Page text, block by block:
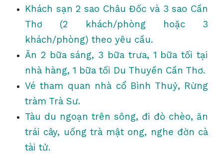
Khách sạn 2 sao Châu Đốc và 3 sao Cần
Thơ (2 khách/phòng hoặc 3
khách/phòng) theo yêu cầu.
Ăn 2 bữa sáng, 3 bữa trưa, 1 bữa tối tại
nhà hàng, 1 bữa tối Du Thuyền Cần Thơ.
Vé tham quan nhà cổ Bình Thuỷ, Rừng
tràm Trà Sư.
Tàu du ngoạn trên sông, đi đò chèo, ăn
trái cây, uống trà mật ong, nghe đờn cà
tài tử.